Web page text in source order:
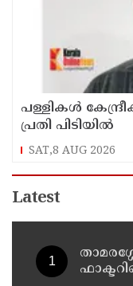
പള്ളികള്‍
പ്രതി പിടിയില്‍
SAT,8 AUG 2026
Latest